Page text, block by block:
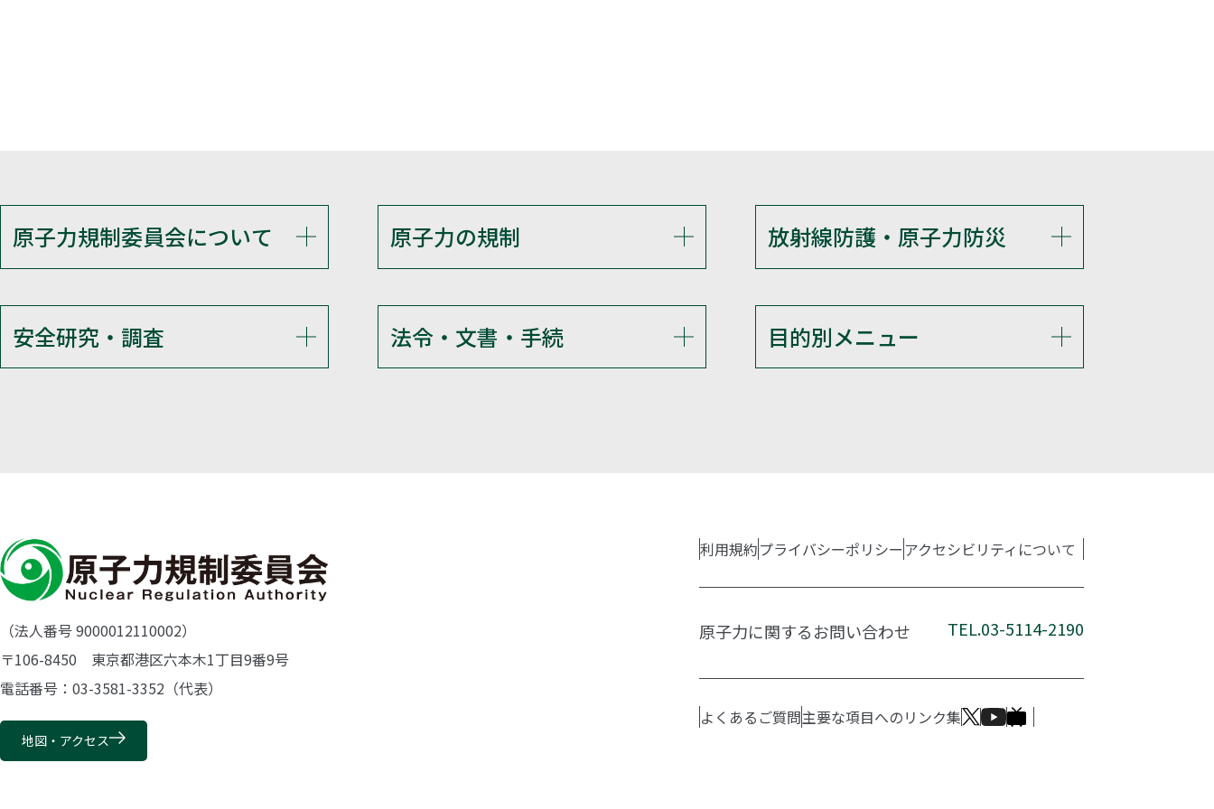
原子力規制委員会について 原子力の規制 放射線防護・原子力防災
安全研究・調査 法令・文書・手続 目的別メニュー
（法人番号 9000012110002）
〒106-8450 東京都港区六本木1丁目9番9号
電話番号：03-3581-3352（代表）
地図・アクセス
利用規約プライバシーポリシーアクセシビリティについて
原子力に関するお問い合わせ TEL.03-5114-2190
よくあるご質問主要な項目へのリンク集